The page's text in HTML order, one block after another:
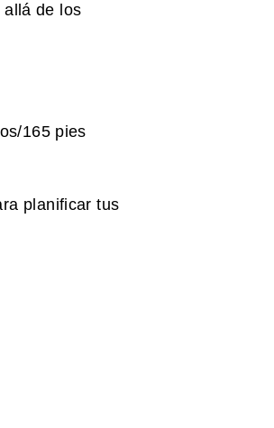
allá de los
165 pies
planificar tus